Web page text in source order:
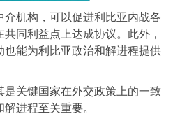
机构，可以促进利比亚内战各
同利益点上达成协议。此外，
能为利比亚政治和解进程提供
关键国家在外交政策上的一致
进程至关重要。